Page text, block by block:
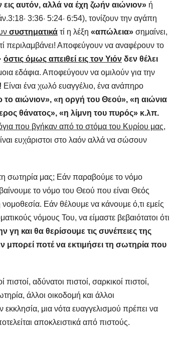
αυτόν, αλλά να έχη ζωήν αιώνιον» ή
3:36· 5:24· 6:54), τονίζουν την αγάπη
συστηματικά τί η λέξη «απώλεια» σημαίνει,
περιλαμβάνει! Αποφεύγουν να αναφέρουν το
όστις όμως απειθεί εις τον Υιόν δεν θέλει
εδάφια. Αποφεύγουν να ομιλούν για την
Είναι ένα χωλό ευαγγέλιο, ένα ανάπηρο
το αιώνιον», «η οργή του Θεού», «η αιώνια
θάνατος», «η λίμνη του πυρός» κ.λπ.
που βγήκαν από το στόμα του Κυρίου μας,
ευχάριστοι στο λαόν αλλά να σώσουν
σωτηρία μας; Εάν παραβούμε το νόμο
το νόμο του Θεού που είναι Θεός
Εάν θέλουμε να κάνουμε ό,τι εμείς
νόμους Του, να είμαστε βεβαιότατοι ότι
γη και θα θερίσουμε τις συνέπειες της
μπορεί ποτέ να εκτιμήσει τη σωτηρία που
αδύνατοι πιστοί, σαρκικοί πιστοί,
άλλοι οικοδομή και άλλοι
μια νότα ευαγγελισμού πρέπει να
αποκλειστικά από πιστούς.